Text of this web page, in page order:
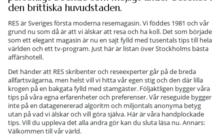
den brittiska huvudstaden.
RES är Sveriges första moderna resemagasin. Vi föddes 1981 och vår
grund nu som då är att vi älskar att resa och ha koll. Det som började
som ett elegant magasin är nu en sajt fylld med tusentals tips till hela
världen och ett tv-program. Just här är listan över Stockholms bästa
affärshotell.
Det händer att RES skribenter och reseexperter går på de breda
allfartsvägarna, men helst vill vi hitta vår egen stig och den där lilla
krogen på en bakgata fylld med stamgäster. Följaktligen bygger våra
tips på våra egna erfarenheter och preferenser. Vår reseguide bygger
inte på en datagenererad algoritm och miljontals anonyma betyg
utan på vad vi älskar och vill göra själva. Här är våra handplockade
tips. Vill du uppleva det alla andra gör kan du sluta läsa nu. Annars:
Välkommen till vår värld.